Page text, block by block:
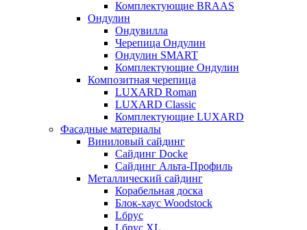
Комплектующие BRAAS
Ондулин
Ондувилла
Черепица Ондулин
Ондулин SMART
Комплектующие Ондулин
Композитная черепица
LUXARD Roman
LUXARD Classic
Комплектующие LUXARD
Фасадные материалы
Виниловый сайдинг
Сайдинг Docke
Сайдинг Альта-Профиль
Металлический сайдинг
Корабельная доска
Блок-хаус Woodstock
Lбрус
Lбрус XL